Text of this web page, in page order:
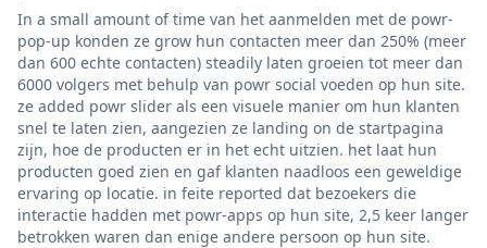
In a small amount of time van het aanmelden met de powr-
pop-up konden ze grow hun contacten meer dan 250% (meer
dan 600 echte contacten) steadily laten groeien tot meer dan
6000 volgers met behulp van powr social voeden op hun site.
ze added powr slider als een visuele manier om hun klanten
snel te laten zien, aangezien ze landing on de startpagina
zijn, hoe de producten er in het echt uitzien. het laat hun
producten goed zien en gaf klanten naadloos een geweldige
ervaring op locatie. in feite reported dat bezoekers die
interactie hadden met powr-apps op hun site, 2,5 keer langer
betrokken waren dan enige andere persoon op hun site.